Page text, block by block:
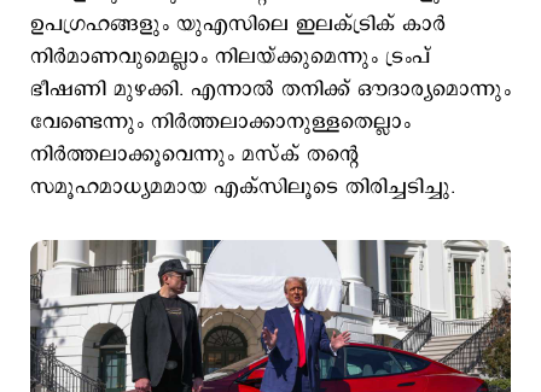
ഉപഗ്രഹങ്ങളും യുഎസിലെ ഇലക്ട്രിക് കാര്‍
നിര്‍മാണവുമെല്ലാം നിലയ്ക്കുമെന്നും ട്രംപ്
ഭീഷണി മുഴക്കി. എന്നാല്‍ തനിക്ക് ഔദാര്യമൊന്നും
വേണ്ടെന്നും നിര്‍ത്തലാക്കാനുള്ളതെല്ലാം
നിര്‍ത്തലാക്കൂവെന്നും മസ്ക് തന്‍റെ
സമൂഹമാധ്യമമായ എക്സിലൂടെ തിരിച്ചടിച്ചു.